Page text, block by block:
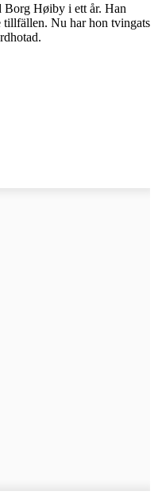
Borg Høiby i ett år. Han
tillfällen. Nu har hon tvingats